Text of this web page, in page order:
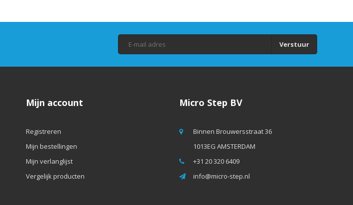
Verstuur
Mijn account
Registreren
Mijn bestellingen
Mijn verlanglijst
Vergelijk producten
Micro Step BV
Binnen Brouwersstraat 36
1013EG AMSTERDAM
+31 20 320 6409
info@micro-step.nl